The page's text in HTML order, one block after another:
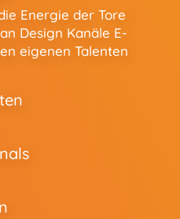
Energie der Tore
Design Kanäle E-
eigenen Talenten